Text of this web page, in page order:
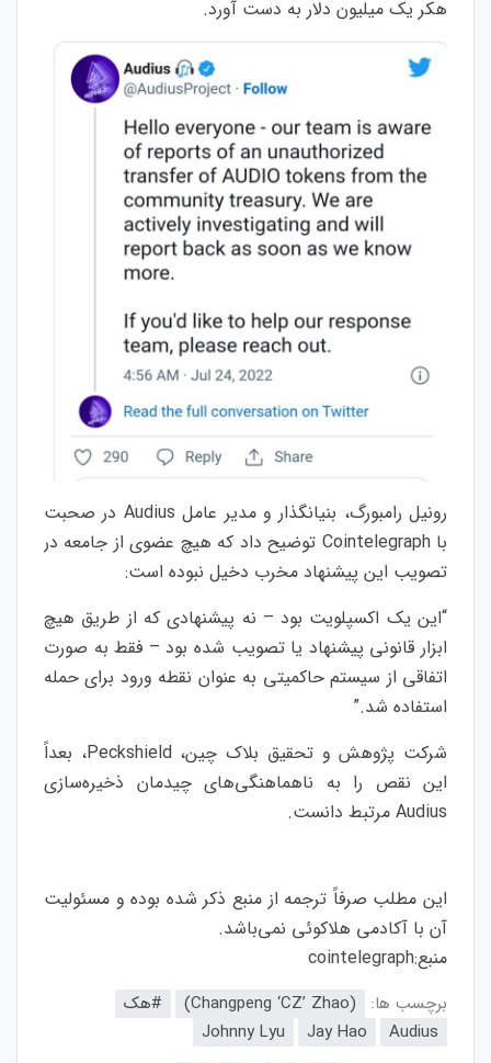
هکر یک میلیون دلار به دست آورد.
رونیل رامبورگ، بنیانگذار و مدیر عامل Audius در صحبت
با Cointelegraph توضیح داد که هیچ عضوی از جامعه در
تصویب این پیشنهاد مخرب دخیل نبوده است:
“این یک اکسپلویت بود – نه پیشنهادی که از طریق هیچ
ابزار قانونی پیشنهاد یا تصویب شده بود – فقط به صورت
اتفاقی از سیستم حاکمیتی به عنوان نقطه ورود برای حمله
استفاده شد.”
شرکت پژوهش و تحقیق بلاک چین، Peckshield، بعداً
این نقص را به ناهماهنگی‌های چیدمان ذخیره‌سازی
Audius مرتبط دانست.
این مطلب صرفاً ترجمه از منبع ذکر شده بوده و مسئولیت
آن با آکادمی هلاکوئی نمی‌باشد.
منبع:cointelegraph
برچسب ها: (Changpeng ‘CZ’ Zhao)
#هک
Audius
Jay Hao
Johnny Lyu